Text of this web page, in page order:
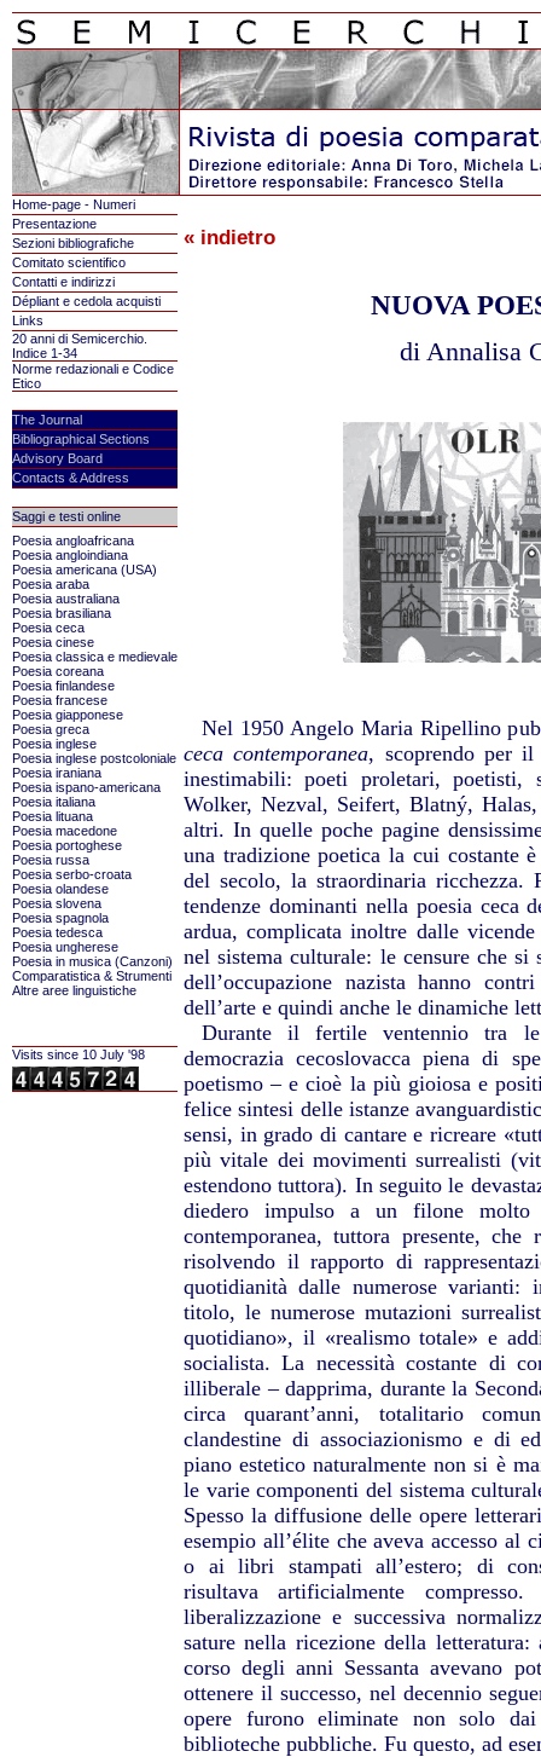
Home-page - Numeri
Presentazione
Sezioni bibliografiche
Comitato scientifico
Contatti e indirizzi
Dépliant e cedola acquisti
Links
20 anni di Semicerchio.
Indice 1-34
Norme redazionali e Codice
Etico
The Journal
Bibliographical Sections
Advisory Board
Contacts & Address
Saggi e testi online
Poesia angloafricana
Poesia angloindiana
Poesia americana (USA)
Poesia araba
Poesia australiana
Poesia brasiliana
Poesia ceca
Poesia cinese
Poesia classica e medievale
Poesia coreana
Poesia finlandese
Poesia francese
Poesia giapponese
Poesia greca
Poesia inglese
Poesia inglese postcoloniale
Poesia iraniana
Poesia ispano-americana
Poesia italiana
Poesia lituana
Poesia macedone
Poesia portoghese
Poesia russa
Poesia serbo-croata
Poesia olandese
Poesia slovena
Poesia spagnola
Poesia tedesca
Poesia ungherese
Poesia in musica (Canzoni)
Comparatistica & Strumenti
Altre aree linguistiche
Visits since 10 July '98
« indietro
NUOVA
di Annalisa
Nel 1950 Angelo Maria Ripellino
ceca contemporanea, scoprendo per
inestimabili: poeti proletari,
Wolker, Nezval, Seifert, Blatný,
altri. In quelle poche pagine
una tradizione poetica la cui costante
del secolo, la straordinaria
tendenze dominanti nella poesia ceca
ardua, complicata inoltre dalle
nel sistema culturale: le censure che si
dell’occupazione nazista hanno
dell’arte e quindi anche le dinamiche
Durante il fertile ventennio tra
democrazia cecoslovacca piena di
poetismo – e cioè la più gioiosa e
felice sintesi delle istanze
sensi, in grado di cantare e ricreare
più vitale dei movimenti surrealisti
estendono tuttora). In seguito le
diedero impulso a un filone molto
contemporanea, tuttora presente,
risolvendo il rapporto di
quotidianità dalle numerose
titolo, le numerose mutazioni
quotidiano», il «realismo totale» e
socialista. La necessità costante di
illiberale – dapprima, durante la
circa quarant’anni, totalitario
clandestine di associazionismo e di
piano estetico naturalmente non si è
le varie componenti del sistema
Spesso la diffusione delle opere
esempio all’élite che aveva accesso
o ai libri stampati all’estero; di
risultava artificialmente
liberalizzazione e successiva
sature nella ricezione della
corso degli anni Sessanta avevano
ottenere il successo, nel decennio
opere furono eliminate non solo
biblioteche pubbliche. Fu questo, ad